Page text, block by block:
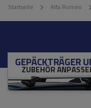
Startseite Alfa Romeo
GEPÄCKTRÄGER
ZUBEHÖR